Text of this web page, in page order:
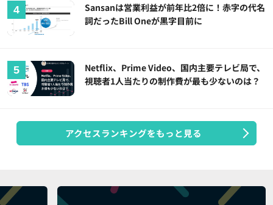
Sansanは営業利益が前年比2倍に！赤字の代名
詞だったBill Oneが黒字目前に
Netflix、Prime Video、国内主要テレビ局で、
視聴者1人当たりの制作費が最も少ないのは？
アクセスランキングをもっと見る